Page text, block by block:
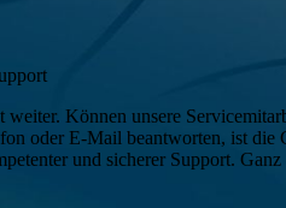
Können unsere
oder E-Mail beantworten, ist
und sicherer Support.